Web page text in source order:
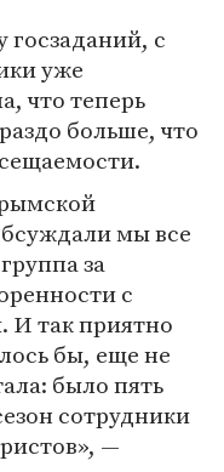
госзаданий, с
уже
что теперь
больше, что
мы все
за
с
И так приятно
бы, еще не
было пять
сотрудники
—